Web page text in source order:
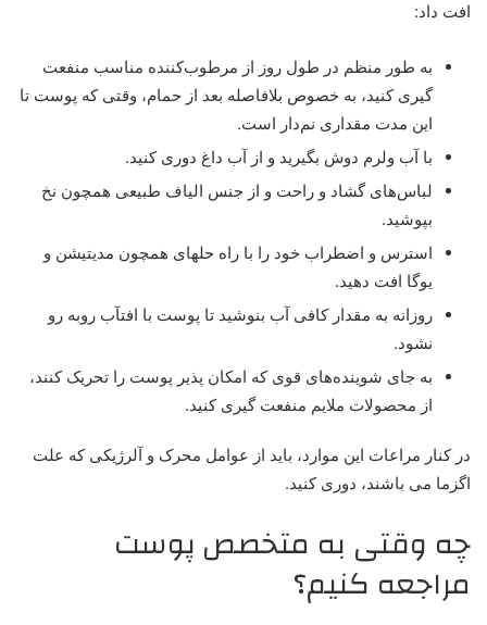
افت داد:
به طور منظم در طول روز از مرطوب‌کننده‌ مناسب منفعت
گیری کنید، به خصوص بلافاصله بعد از حمام، وقتی که پوست تا
این مدت مقداری نم‌دار است.
با آب ولرم دوش بگیرید و از آب داغ دوری کنید.
لباس‌های گشاد و راحت و از جنس الیاف طبیعی همچون نخ
بپوشید.
استرس و اضطراب خود را با راه حلهای همچون مدیتیشن و
یوگا افت دهید.
روزانه به مقدار کافی آب بنوشید تا پوست با افتآب روبه رو
نشود.
به جای شوینده‌های قوی که امکان پذیر پوست را تحریک کنند،
از محصولات ملایم منفعت گیری کنید.
در کنار مراعات این موارد، باید از عوامل محرک و آلرژیکی که علت
اگزما می باشند، دوری کنید.
چه وقتی به متخصص پوست
مراجعه کنیم؟